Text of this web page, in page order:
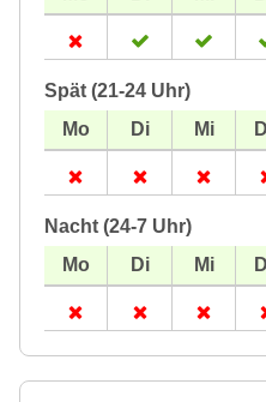
Spät (21-24 Uhr)
Nacht (24-7 Uhr)